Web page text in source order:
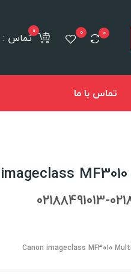
0
0 تماس : 02188311672-021884910130
تماس با ما
Canon imageclass MF3010